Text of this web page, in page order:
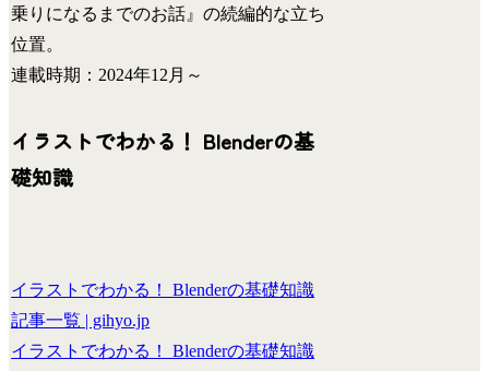
乗りになるまでのお話』の続編的な立ち
位置。
連載時期：2024年12月～
イラストでわかる！ Blenderの基
礎知識
イラストでわかる！ Blenderの基礎知識
記事一覧 | gihyo.jp
イラストでわかる！ Blenderの基礎知識